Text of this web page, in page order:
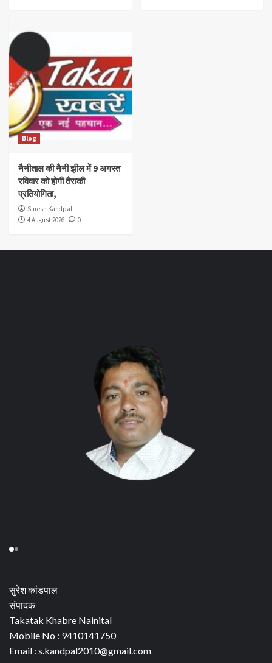
Blog
नैनीताल की नैनी झील में 9 अगस्त
रविवार को होगी तैराकी
प्रतियोगिता,
Suresh Kandpal
4 August 2026
0
सुरेश कांडपाल
संपादक
Takatak Khabre Nainital
Mobile No : 9410141750
Email : s.kandpal2010@gmail.com